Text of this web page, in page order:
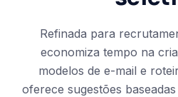
Refinada para
economiza tempo na
modelos de e-mail e
oferece sugestões